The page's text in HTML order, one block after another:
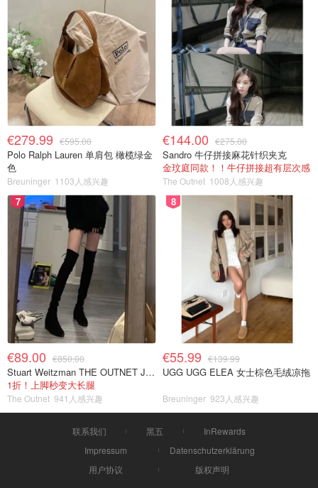
€279.99 €595.00
Polo Ralph Lauren 单肩包 橄榄绿金
色
Breuninger 1103人感兴趣
€144.00 €275.00
Sandro 牛仔拼接麻花针织夹克
金玟庭同款！！牛仔拼接超有层次感
The Outnet 1008人感兴趣
7
€89.00 €850.00
Stuart Weitzman THE OUTNET Jocey 弹力绒面过膝靴
1折！上脚秒变大长腿
The Outnet 941人感兴趣
8
€55.99 €139.99
UGG UGG ELEA 女士棕色毛绒凉拖
Breuninger 923人感兴趣
联系我们 黑五
InRewards
Impressum
Datenschutzerklärung
用户协议
版权声明